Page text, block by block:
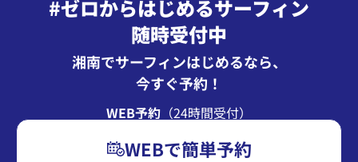
#ゼロからはじめるサーフィン
随時受付中
湘南でサーフィンはじめるなら、
今すぐ予約！
WEB予約 （24時間受付）
WEBで簡単予約